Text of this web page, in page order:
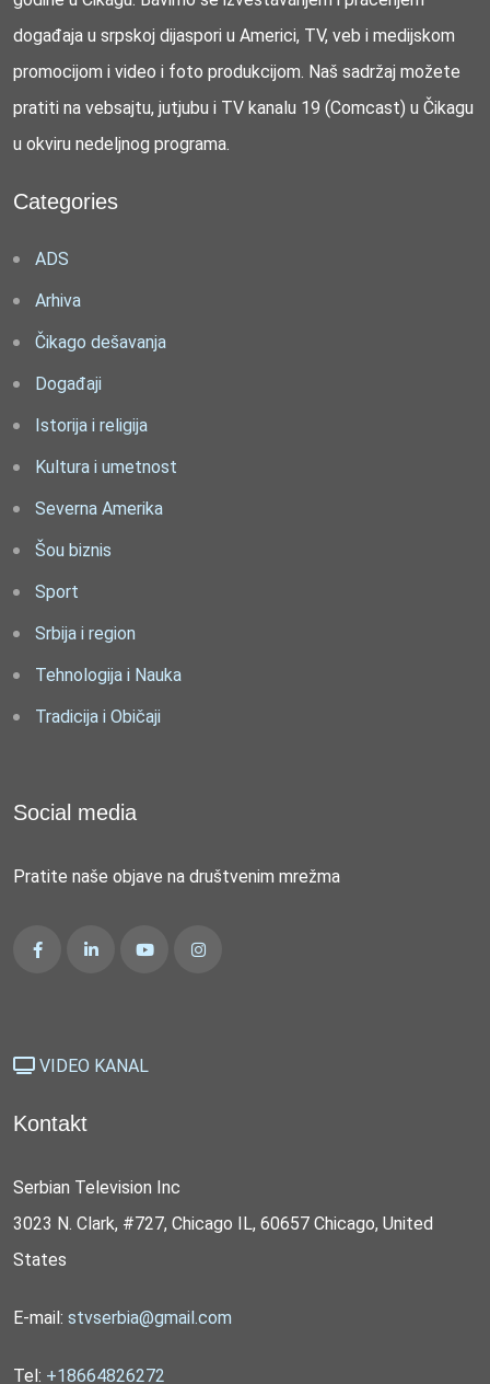
događaja u srpskoj dijaspori u Americi, TV, veb i medijskom
promocijom i video i foto produkcijom. Naš sadržaj možete
pratiti na vebsajtu, jutjubu i TV kanalu 19 (Comcast) u Čikagu
u okviru nedeljnog programa.
Categories
ADS
Arhiva
Čikago dešavanja
Događaji
Istorija i religija
Kultura i umetnost
Severna Amerika
Šou biznis
Sport
Srbija i region
Tehnologija i Nauka
Tradicija i Običaji
Social media
Pratite naše objave na društvenim mrežma
VIDEO KANAL
Kontakt
Serbian Television Inc
3023 N. Clark, #727, Chicago IL, 60657 Chicago, United
States
E-mail: stvserbia@gmail.com
Tel: +18664826272